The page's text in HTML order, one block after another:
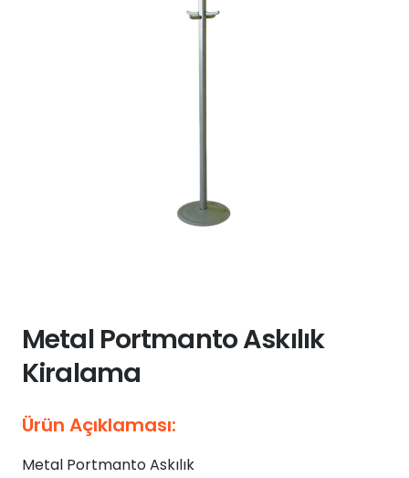
Metal Portmanto Askılık
Kiralama
Ürün Açıklaması:
Metal Portmanto Askılık